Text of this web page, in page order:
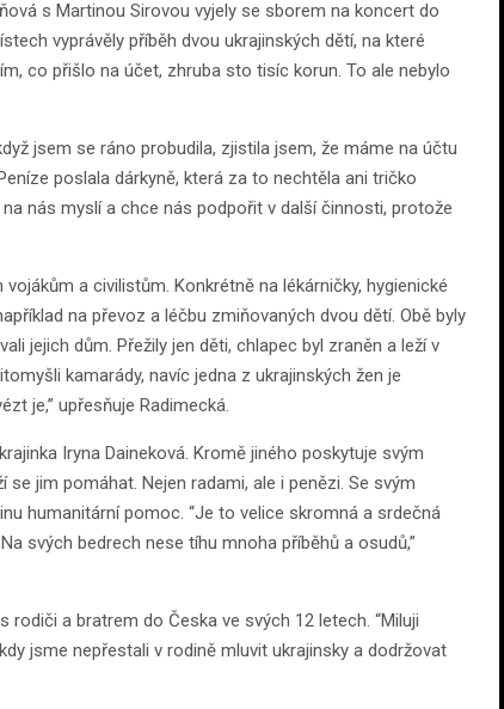
s Martinou Sirovou vyjely se sborem na koncert do
vyprávěly příběh dvou ukrajinských dětí, na které
co přišlo na účet, zhruba sto tisíc korun. To ale nebylo
jsem se ráno probudila, zjistila jsem, že máme na účtu
poslala dárkyně, která za to nechtěla ani tričko
nás myslí a chce nás podpořit v další činnosti, protože
a civilistům. Konkrétně na lékárničky, hygienické
na převoz a léčbu zmiňovaných dvou dětí. Obě byly
jejich dům. Přežily jen děti, chlapec byl zraněn a leží v
kamarády, navíc jedna z ukrajinských žen je
je,” upřesňuje Radimecká.
Iryna Daineková. Kromě jiného poskytuje svým
jim pomáhat. Nejen radami, ale i penězi. Se svým
humanitární pomoc. “Je to velice skromná a srdečná
svých bedrech nese tíhu mnoha příběhů a osudů,”
a bratrem do Česka ve svých 12 letech. “Miluji
jsme nepřestali v rodině mluvit ukrajinsky a dodržovat